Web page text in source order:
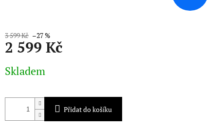
3 599 Kč –27 %
2 599 Kč
cena:
Skladem
Přidat do košíku